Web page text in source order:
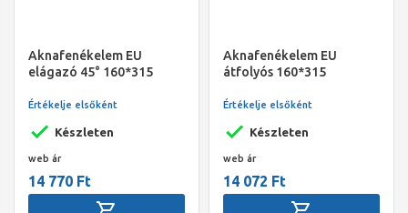
Aknafenékelem EU
elágazó 45° 160*315
Készleten
Értékelje elsőként
web ár
14 770 Ft
Aknafenékelem EU
átfolyós 160*315
Készleten
Értékelje elsőként
web ár
14 072 Ft